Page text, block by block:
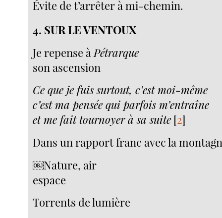
Évite de t’arrêter à mi-chemin.
4. SUR LE VENTOUX
Je repense à Pétrarque
son ascension
Ce que je fuis surtout, c’est moi-même
c’est ma pensée qui parfois m’entraîne
et me fait tournoyer à sa suite [2]
Dans un rapport franc avec la
￼Nature, air
espace
Torrents de lumière